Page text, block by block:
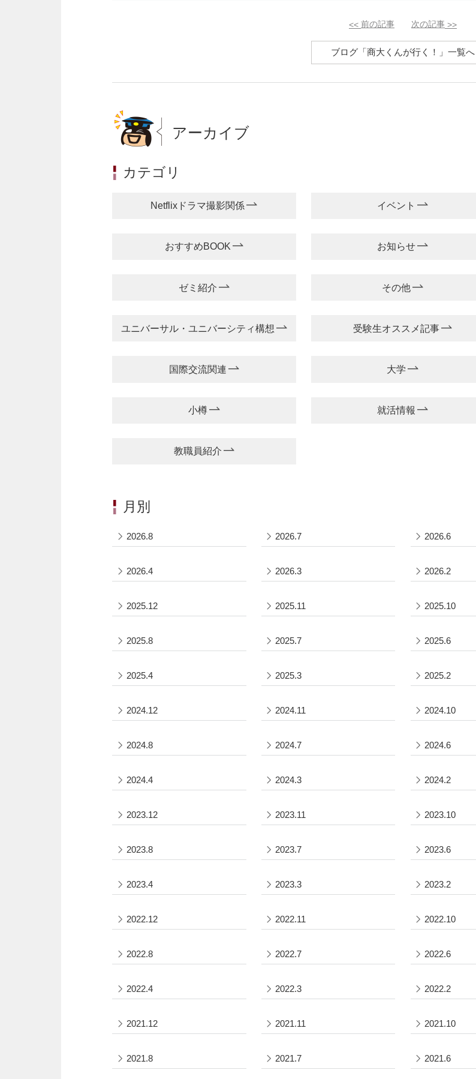
<< 前の記事 次の記事 >>
ブログ「商大くんが行く！」一覧へ
アーカイブ
カテゴリ
Netflixドラマ撮影関係 イベント
おすすめBOOK お知らせ
ゼミ紹介 その他
ユニバーサル・ユニバーシティ構想 受験生オススメ記事
国際交流関連 大学
小樽 就活情報
教職員紹介
月別
2026.8 2026.7 2026.6
2026.4 2026.3 2026.2
2025.12 2025.11 2025.10
2025.8 2025.7 2025.6
2025.4 2025.3 2025.2
2024.12 2024.11 2024.10
2024.8 2024.7 2024.6
2024.4 2024.3 2024.2
2023.12 2023.11 2023.10
2023.8 2023.7 2023.6
2023.4 2023.3 2023.2
2022.12 2022.11 2022.10
2022.8 2022.7 2022.6
2022.4 2022.3 2022.2
2021.12 2021.11 2021.10
2021.8 2021.7 2021.6